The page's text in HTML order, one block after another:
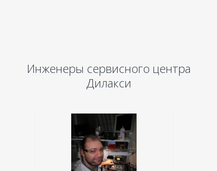
Инженеры сервисного центра
Дилакси